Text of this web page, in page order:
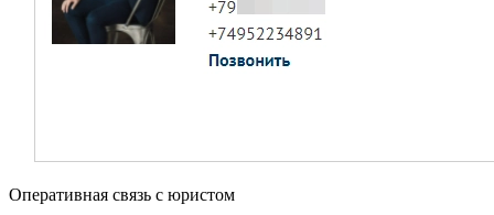
Оперативная связь с юристом